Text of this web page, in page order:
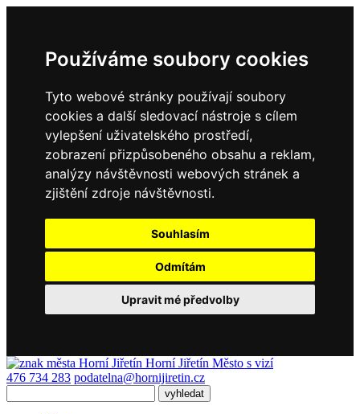
Používáme soubory cookies
Tyto webové stránky používají soubory
cookies a další sledovací nástroje s cílem
vylepšení uživatelského prostředí,
zobrazení přizpůsobeného obsahu a reklam,
analýzy návštěvnosti webových stránek a
zjištění zdroje návštěvnosti.
Souhlasím
Odmítám
Upravit mé předvolby
Horní Jiřetín Město s vizí
476 734 283 podatelna@hornijiretin.cz